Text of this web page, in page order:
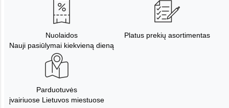
Nuolaidos
Nauji pasiūlymai kiekvieną dieną
Platus prekių asortimentas
Parduotuvės
įvairiuose Lietuvos miestuose